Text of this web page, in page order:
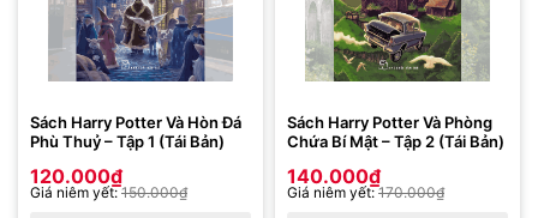
Sách Harry Potter Và Hòn Đá
Phù Thuỷ – Tập 1 (Tái Bản)
120.000₫
Giá niêm yết:150.000₫
Sách Harry Potter Và Phòng
Chứa Bí Mật – Tập 2 (Tái Bản)
140.000₫
Giá niêm yết:170.000₫